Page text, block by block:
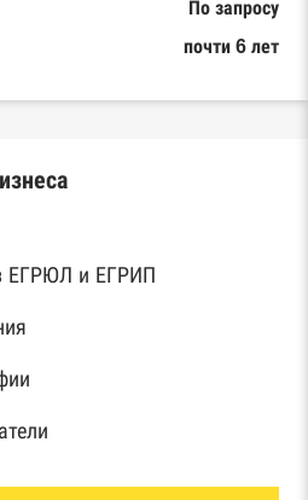
По запросу
почти 6 лет
ЕГРЮЛ и ЕГРИП